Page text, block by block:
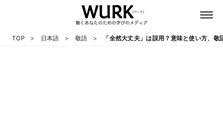
TOP 日本語 敬語 「全然大丈夫」は誤用？意味と使い方、